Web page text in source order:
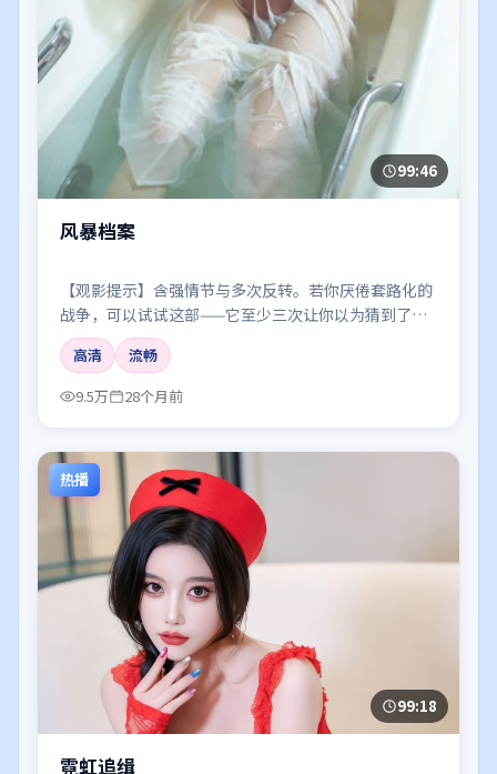
99:46
风暴档案
【观影提示】含强情节与多次反转。若你厌倦套路化的
战争，可以试试这部——它至少三次让你以为猜到了真
相。
高清
流畅
9.5万
28个月前
热播
99:18
霓虹追缉